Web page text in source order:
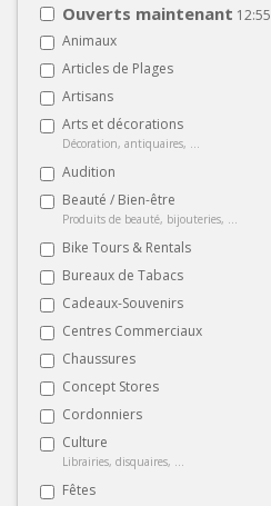
Ouverts maintenant 12:55
Animaux
Articles de Plages
Artisans
Arts et décorations
Décoration, antiquaires, ...
Audition
Beauté / Bien-être
Produits de beauté, bijouteries, ...
Bike Tours & Rentals
Bureaux de Tabacs
Cadeaux-Souvenirs
Centres Commerciaux
Chaussures
Concept Stores
Cordonniers
Culture
Librairies, disquaires, ...
Fêtes